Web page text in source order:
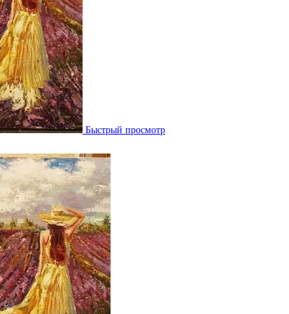
выбрать
на
странице
товара.
Быстрый просмотр